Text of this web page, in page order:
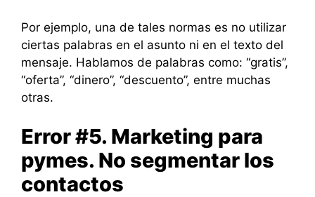
Por ejemplo, una de tales normas es no utilizar
ciertas palabras en el asunto ni en el texto del
mensaje. Hablamos de palabras como: “gratis”,
“oferta”, “dinero”, “descuento”, entre muchas
otras.
Error #5. Marketing para
pymes. No segmentar los
contactos